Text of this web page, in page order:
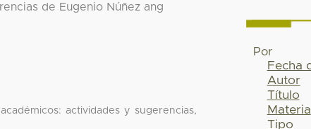
de Eugenio Núñez ang
actividades y sugerencias,
Por
Fecha
Autor
Título
Materia
Tipo